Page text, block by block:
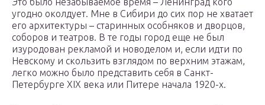
угодно околдует. Мне в Сибири до сих пор не хватает
его архитектуры – старинных особняков и дворцов,
соборов и театров. В те годы город еще не был
изуродован рекламой и новоделом и, если идти по
Невскому и скользить взглядом по верхним этажам,
легко можно было представить себя в Санкт-
Петербурге XIX века или Питере начала 1920-х.